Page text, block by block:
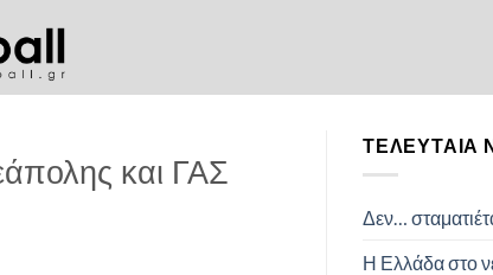
και ΓΑΣ
ΤΕΛΕΥΤΑΊΑ
Δεν…
Η Ελλάδα στο